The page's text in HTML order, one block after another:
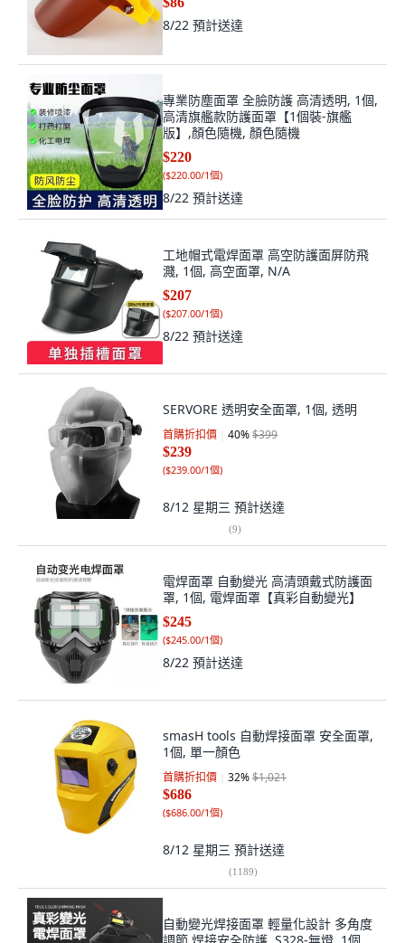
8/22 預計送達
專業防塵面罩 全臉防護 高清透明, 1個,
高清旗艦款防護面罩【1個裝-旗艦
版】,顏色隨機, 顏色隨機
$220
($220.00/1個)
8/22 預計送達
工地帽式電焊面罩 高空防護面屏防飛
濺, 1個, 高空面罩, N/A
$207
($207.00/1個)
8/22 預計送達
SERVORE 透明安全面罩, 1個, 透明
首購折扣價 40%$399
$239
($239.00/1個)
8/12 星期三 預計送達
(9)
電焊面罩 自動變光 高清頭戴式防護面
罩, 1個, 電焊面罩【真彩自動變光】
$245
($245.00/1個)
8/22 預計送達
smasH tools 自動焊接面罩 安全面罩,
1個, 單一顏色
首購折扣價 32%$1,021
$686
($686.00/1個)
8/12 星期三 預計送達
(1189)
自動變光焊接面罩 輕量化設計 多角度